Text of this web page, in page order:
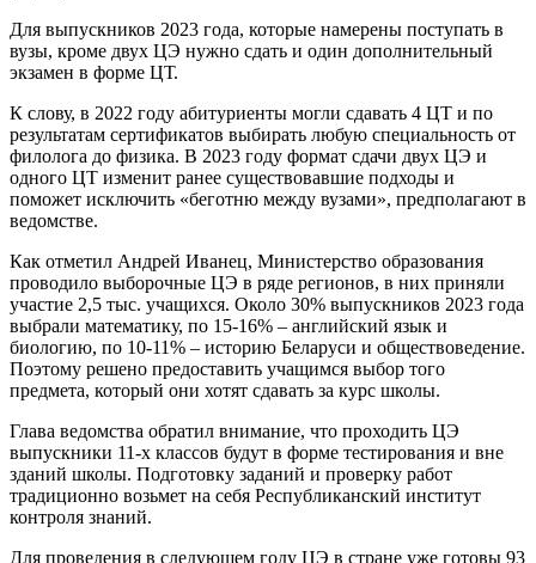
Для выпускников 2023 года, которые намерены поступать в
вузы, кроме двух ЦЭ нужно сдать и один дополнительный
экзамен в форме ЦТ.
К слову, в 2022 году абитуриенты могли сдавать 4 ЦТ и по
результатам сертификатов выбирать любую специальность от
филолога до физика. В 2023 году формат сдачи двух ЦЭ и
одного ЦТ изменит ранее существовавшие подходы и
поможет исключить «беготню между вузами», предполагают в
ведомстве.
Как отметил Андрей Иванец, Министерство образования
проводило выборочные ЦЭ в ряде регионов, в них приняли
участие 2,5 тыс. учащихся. Около 30% выпускников 2023 года
выбрали математику, по 15-16% – английский язык и
биологию, по 10-11% – историю Беларуси и обществоведение.
Поэтому решено предоставить учащимся выбор того
предмета, который они хотят сдавать за курс школы.
Глава ведомства обратил внимание, что проходить ЦЭ
выпускники 11-х классов будут в форме тестирования и вне
зданий школы. Подготовку заданий и проверку работ
традиционно возьмет на себя Республиканский институт
контроля знаний.
Для проведения в следующем году ЦЭ в стране уже готовы 93